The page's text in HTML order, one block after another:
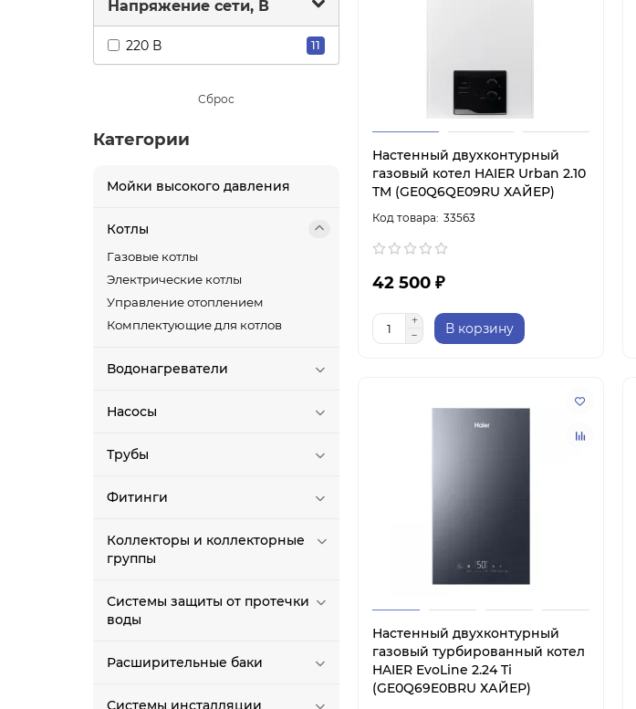
Напряжение сети, В
220 В 11
Сброс
Категории
Мойки высокого давления
Котлы
Газовые котлы
Электрические котлы
Управление отоплением
Комплектующие для котлов
Водонагреватели
Насосы
Трубы
Фитинги
Коллекторы и коллекторные
группы
Системы защиты от протечки
воды
Расширительные баки
Системы инсталляции
Настенный двухконтурный
газовый котел HAIER Urban 2.10
TM (GE0Q6QE09RU ХАЙЕР)
33563
42 500 ₽
В корзину
Настенный двухконтурный
газовый турбированный котел
HAIER EvoLine 2.24 Ti
(GE0Q69E0BRU ХАЙЕР)